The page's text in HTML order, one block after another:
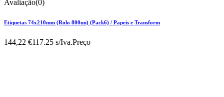
Avaliação(0)
Etiquetas 74x210mm (Rolo 800un) (Pack6) / Papeis e Transform
144,22 €117.25 s/Iva.Preço